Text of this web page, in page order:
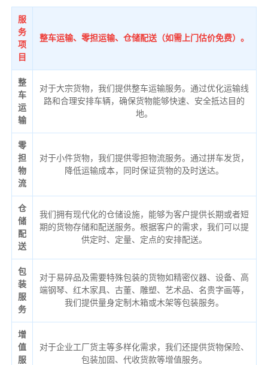
服
务
项
目
整车运输、零担运输、仓储配送（如需上门估价免费）。
整
车
运
输
对于大宗货物，我们提供整车运输服务。通过优化运输线
路和合理安排车辆，确保货物能够快速、安全抵达目的
地。
零
担
物
流
对于小件货物，我们提供零担物流服务。通过拼车发货，
降低运输成本，同时保证货物的及时送达。
仓
储
配
送
我们拥有现代化的仓储设施，能够为客户提供长期或者短
期的货物存储和配送服务。根据客户的需求，我们可以提
供定时、定量、定点的安排配送。
包
装
服
务
对于易碎品及需要特殊包装的货物如精密仪器、设备、高
端钢琴、红木家具、古董、雕塑、艺术品、名贵字画等，
我们提供量身定制木箱或木架等包装服务。
增
值
服
对于企业工厂货主等多样化需求，我们还提供货物保险、
包装加固、代收货款等增值服务。